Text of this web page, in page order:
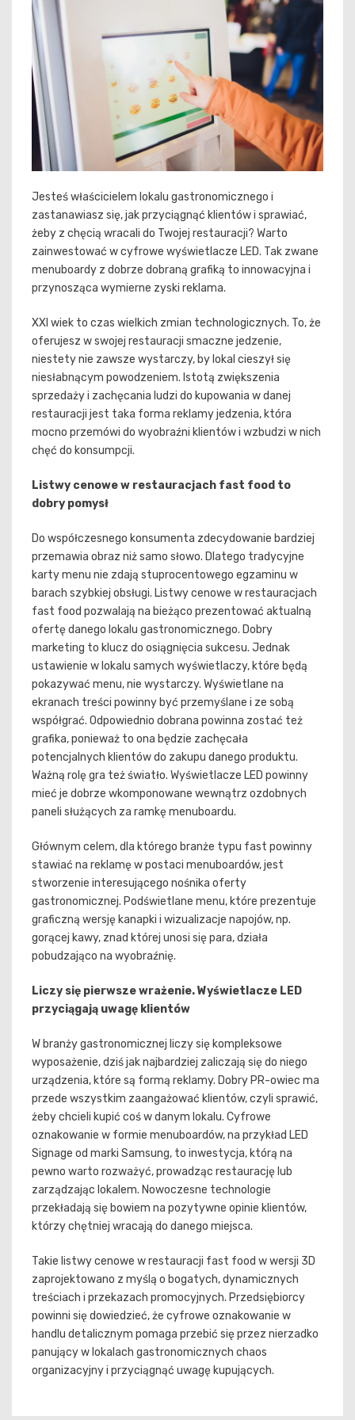
Jesteś właścicielem lokalu gastronomicznego i
zastanawiasz się, jak przyciągnąć klientów i sprawiać,
żeby z chęcią wracali do Twojej restauracji? Warto
zainwestować w cyfrowe wyświetlacze LED. Tak zwane
menuboardy z dobrze dobraną grafiką to innowacyjna i
przynosząca wymierne zyski reklama.
XXI wiek to czas wielkich zmian technologicznych. To, że
oferujesz w swojej restauracji smaczne jedzenie,
niestety nie zawsze wystarczy, by lokal cieszył się
niesłabnącym powodzeniem. Istotą zwiększenia
sprzedaży i zachęcania ludzi do kupowania w danej
restauracji jest taka forma reklamy jedzenia, która
mocno przemówi do wyobraźni klientów i wzbudzi w nich
chęć do konsumpcji.
Listwy cenowe w restauracjach fast food to
dobry pomysł
Do współczesnego konsumenta zdecydowanie bardziej
przemawia obraz niż samo słowo. Dlatego tradycyjne
karty menu nie zdają stuprocentowego egzaminu w
barach szybkiej obsługi. Listwy cenowe w restauracjach
fast food pozwalają na bieżąco prezentować aktualną
ofertę danego lokalu gastronomicznego. Dobry
marketing to klucz do osiągnięcia sukcesu. Jednak
ustawienie w lokalu samych wyświetlaczy, które będą
pokazywać menu, nie wystarczy. Wyświetlane na
ekranach treści powinny być przemyślane i ze sobą
współgrać. Odpowiednio dobrana powinna zostać też
grafika, ponieważ to ona będzie zachęcała
potencjalnych klientów do zakupu danego produktu.
Ważną rolę gra też światło. Wyświetlacze LED powinny
mieć je dobrze wkomponowane wewnątrz ozdobnych
paneli służących za ramkę menuboardu.
Głównym celem, dla którego branże typu fast powinny
stawiać na reklamę w postaci menuboardów, jest
stworzenie interesującego nośnika oferty
gastronomicznej. Podświetlane menu, które prezentuje
graficzną wersję kanapki i wizualizacje napojów, np.
gorącej kawy, znad której unosi się para, działa
pobudzająco na wyobraźnię.
Liczy się pierwsze wrażenie. Wyświetlacze LED
przyciągają uwagę klientów
W branży gastronomicznej liczy się kompleksowe
wyposażenie, dziś jak najbardziej zaliczają się do niego
urządzenia, które są formą reklamy. Dobry PR-owiec ma
przede wszystkim zaangażować klientów, czyli sprawić,
żeby chcieli kupić coś w danym lokalu. Cyfrowe
oznakowanie w formie menuboardów, na przykład LED
Signage od marki Samsung, to inwestycja, którą na
pewno warto rozważyć, prowadząc restaurację lub
zarządzając lokalem. Nowoczesne technologie
przekładają się bowiem na pozytywne opinie klientów,
którzy chętniej wracają do danego miejsca.
Takie listwy cenowe w restauracji fast food w wersji 3D
zaprojektowano z myślą o bogatych, dynamicznych
treściach i przekazach promocyjnych. Przedsiębiorcy
powinni się dowiedzieć, że cyfrowe oznakowanie w
handlu detalicznym pomaga przebić się przez nierzadko
panujący w lokalach gastronomicznych chaos
organizacyjny i przyciągnąć uwagę kupujących.